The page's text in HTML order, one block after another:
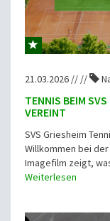
21.03.2026 // //
TENNIS BEIM
VEREINT
SVS Griesheim
Willkommen bei
Imagefilm zeigt,
Weiterlesen